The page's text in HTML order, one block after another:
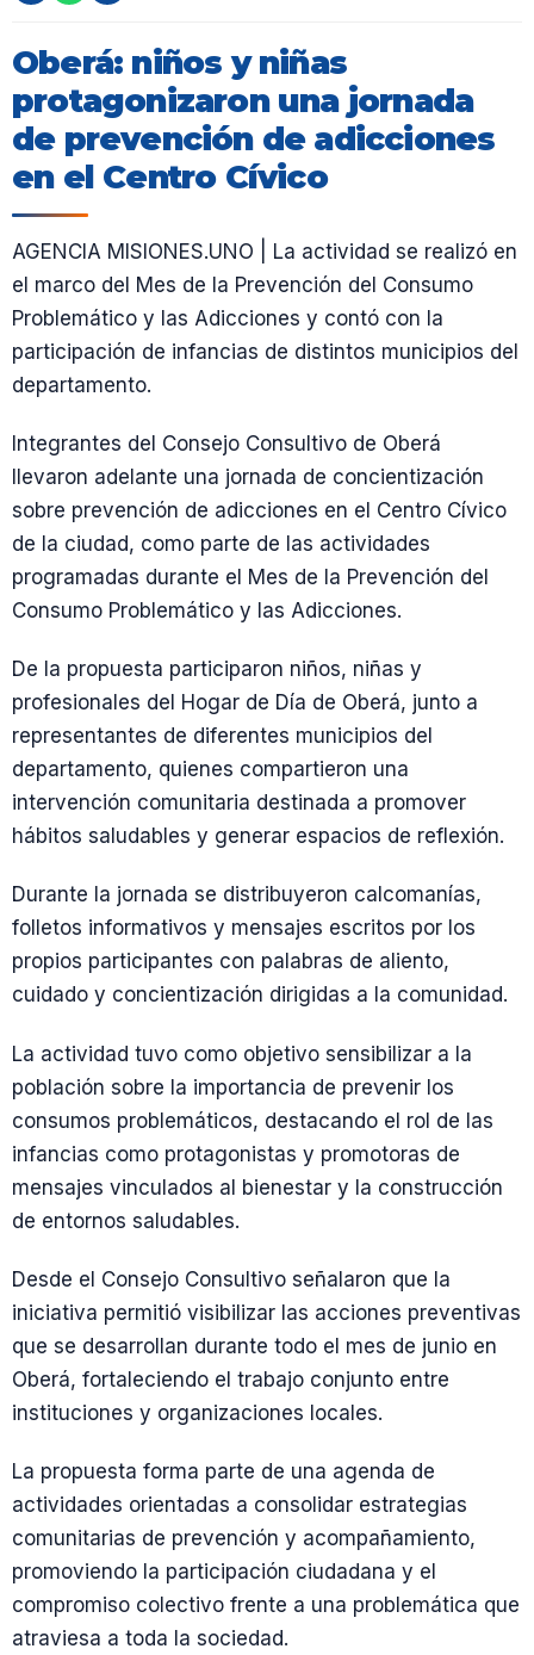
Oberá: niños y niñas
protagonizaron una jornada
de prevención de adicciones
en el Centro Cívico
AGENCIA MISIONES.UNO | La actividad se realizó en
el marco del Mes de la Prevención del Consumo
Problemático y las Adicciones y contó con la
participación de infancias de distintos municipios del
departamento.
Integrantes del Consejo Consultivo de Oberá
llevaron adelante una jornada de concientización
sobre prevención de adicciones en el Centro Cívico
de la ciudad, como parte de las actividades
programadas durante el Mes de la Prevención del
Consumo Problemático y las Adicciones.
De la propuesta participaron niños, niñas y
profesionales del Hogar de Día de Oberá, junto a
representantes de diferentes municipios del
departamento, quienes compartieron una
intervención comunitaria destinada a promover
hábitos saludables y generar espacios de reflexión.
Durante la jornada se distribuyeron calcomanías,
folletos informativos y mensajes escritos por los
propios participantes con palabras de aliento,
cuidado y concientización dirigidas a la comunidad.
La actividad tuvo como objetivo sensibilizar a la
población sobre la importancia de prevenir los
consumos problemáticos, destacando el rol de las
infancias como protagonistas y promotoras de
mensajes vinculados al bienestar y la construcción
de entornos saludables.
Desde el Consejo Consultivo señalaron que la
iniciativa permitió visibilizar las acciones preventivas
que se desarrollan durante todo el mes de junio en
Oberá, fortaleciendo el trabajo conjunto entre
instituciones y organizaciones locales.
La propuesta forma parte de una agenda de
actividades orientadas a consolidar estrategias
comunitarias de prevención y acompañamiento,
promoviendo la participación ciudadana y el
compromiso colectivo frente a una problemática que
atraviesa a toda la sociedad.